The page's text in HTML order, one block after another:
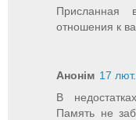
Присланная
отношения к
Анонім 17
В
Память не